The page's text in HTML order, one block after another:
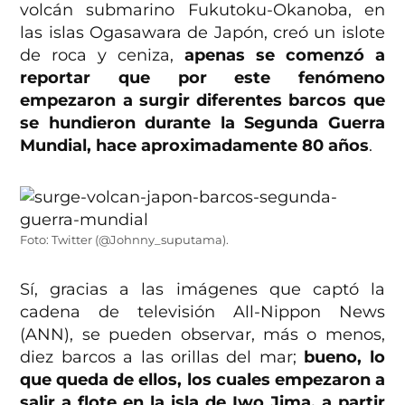
volcán submarino Fukutoku-Okanoba, en
las islas Ogasawara de Japón, creó un islote
de roca y ceniza, apenas se comenzó a
reportar que por este fenómeno
empezaron a surgir diferentes barcos que
se hundieron durante la Segunda Guerra
Mundial, hace aproximadamente 80 años.
Foto: Twitter (@Johnny_suputama).
Sí, gracias a las imágenes que captó la
cadena de televisión All-Nippon News
(ANN), se pueden observar, más o menos,
diez barcos a las orillas del mar; bueno, lo
que queda de ellos, los cuales empezaron a